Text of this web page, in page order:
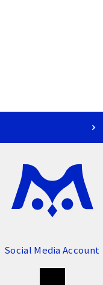
Social Media Account